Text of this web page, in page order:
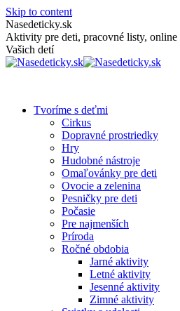
Skip to content
Nasedeticky.sk
Aktivity pre deti, pracovné listy, online
Vašich detí
Tvoríme s deťmi
Cirkus
Dopravné prostriedky
Hry
Hudobné nástroje
Omaľovánky pre deti
Ovocie a zelenina
Pesničky pre deti
Počasie
Pre najmenších
Príroda
Ročné obdobia
Jarné aktivity
Letné aktivity
Jesenné aktivity
Zimné aktivity